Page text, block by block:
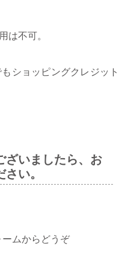
は不可。
ショッピングクレジット
ざいましたら、お
い。
ムからどうぞ